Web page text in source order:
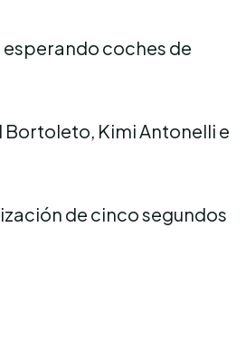
esperando coches de
Bortoleto, Kimi Antonelli e
de cinco segundos